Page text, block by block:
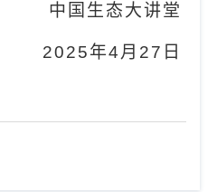
中国生态大讲堂
2025年4 月 27 日